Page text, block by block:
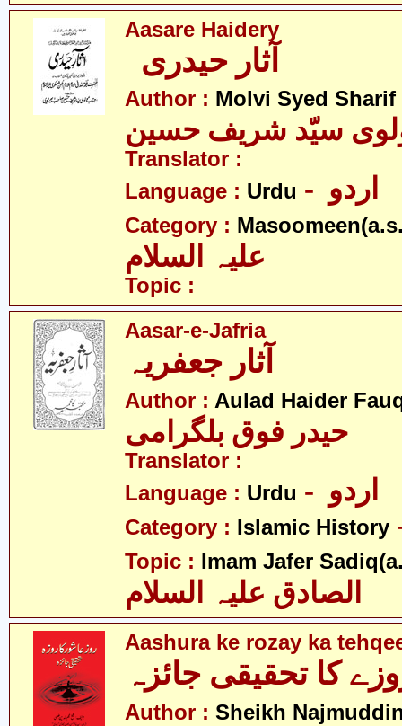
Aasare Haidery
آثار حیدری
Author : Molvi Syed Sharif
سیّد شریف حسین
Translator :
Language : Urdu
Category :
Topic :
Aasar-e-Jafria
آثار جعفریہ
Author : Aulad Haider
حیدر فوق بلگرامی
Translator :
Language : Urdu
Category : Islamic History
Topic : Imam Jafer
الصادق علیہ السلام
Aashura ke rozay ka
کا تحقیقی جائزہ
Author : Sheikh